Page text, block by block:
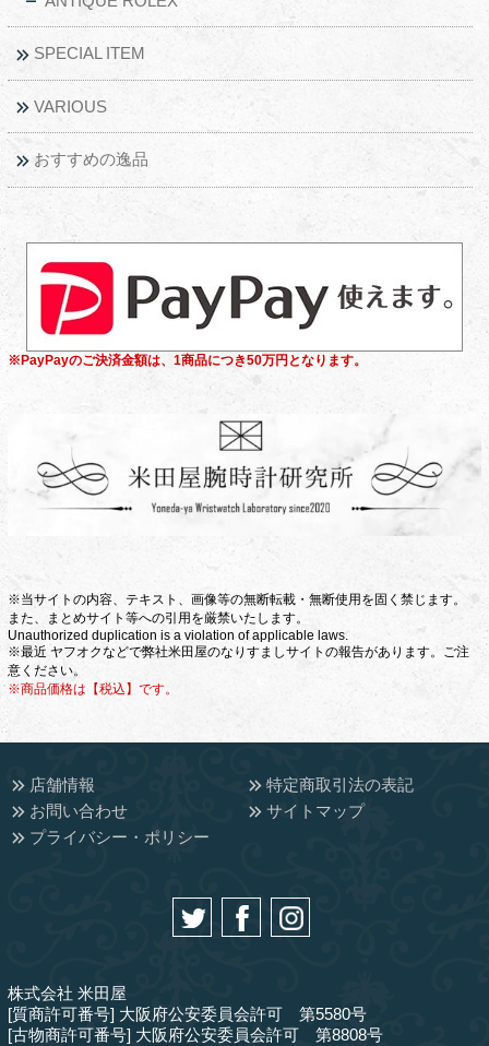
SPECIAL ITEM
VARIOUS
おすすめの逸品
※PayPayのご決済金額は、1商品につき50万円となります。
※当サイトの内容、テキスト、画像等の無断転載・無断使用を固く禁じます。
また、まとめサイト等への引用を厳禁いたします。
Unauthorized duplication is a violation of applicable laws.
※最近 ヤフオクなどで弊社米田屋のなりすましサイトの報告があります。ご注
意ください。
※商品価格は【税込】です。
店舗情報
特定商取引法の表記
お問い合わせ
サイトマップ
プライバシー・ポリシー
株式会社 米田屋
[質商許可番号] 大阪府公安委員会許可 第5580号
[古物商許可番号] 大阪府公安委員会許可 第8808号